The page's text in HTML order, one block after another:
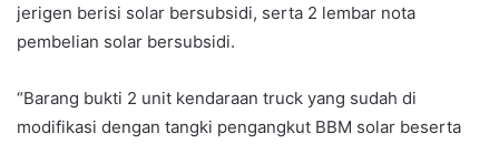
jerigen berisi solar bersubsidi, serta 2 lembar nota
pembelian solar bersubsidi.
“Barang bukti 2 unit kendaraan truck yang sudah di
modifikasi dengan tangki pengangkut BBM solar beserta